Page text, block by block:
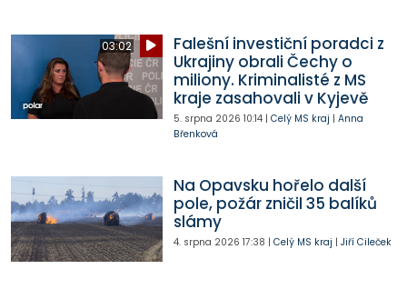
03:02
Falešní investiční poradci z
Ukrajiny obrali Čechy o
miliony. Kriminalisté z MS
kraje zasahovali v Kyjevě
5. srpna 2026 10:14| Celý MS kraj | Anna
Břenková
Na Opavsku hořelo další
pole, požár zničil 35 balíků
slámy
4. srpna 2026 17:38 | Celý MS kraj | Jiří Cileček